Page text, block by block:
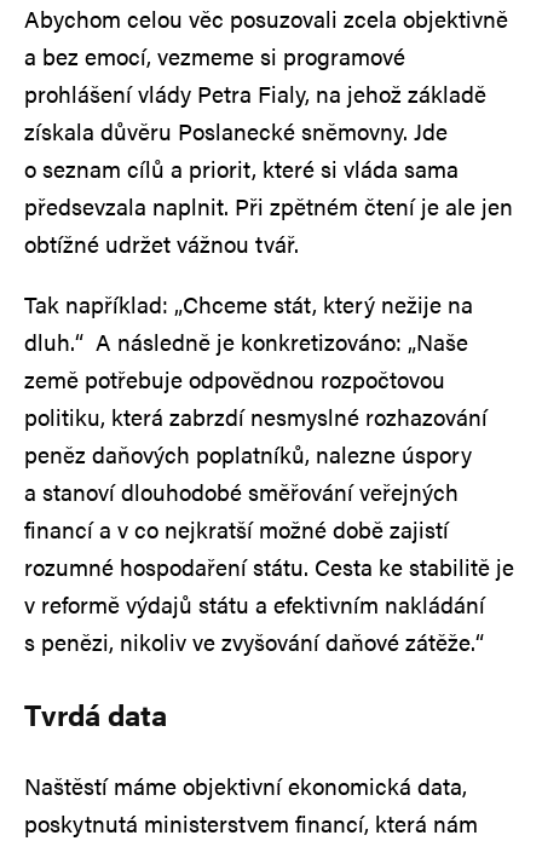
Abychom celou věc posuzovali zcela objektivně
a bez emocí, vezmeme si programové
prohlášení vlády Petra Fialy, na jehož základě
získala důvěru Poslanecké sněmovny. Jde
o seznam cílů a priorit, které si vláda sama
předsevzala naplnit. Při zpětném čtení je ale jen
obtížné udržet vážnou tvář.
Tak například: „Chceme stát, který nežije na
dluh.“ A následně je konkretizováno: „Naše
země potřebuje odpovědnou rozpočtovou
politiku, která zabrzdí nesmyslné rozhazování
peněz daňových poplatníků, nalezne úspory
a stanoví dlouhodobé směřování veřejných
financí a v co nejkratší možné době zajistí
rozumné hospodaření státu. Cesta ke stabilitě je
v reformě výdajů státu a efektivním nakládání
s penězi, nikoliv ve zvyšování daňové zátěže.“
Tvrdá data
Naštěstí máme objektivní ekonomická data,
poskytnutá ministerstvem financí, která nám